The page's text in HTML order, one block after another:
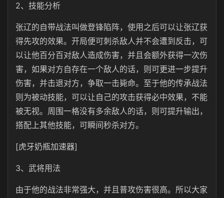
2、技能分析
张辽的自带战法叫做登锋陷阵，使用之后可以让张辽获
得先攻的效果。开局便可刺杀敌人并不会遭到反击，可
以让他百分百对敌人造成伤害，并且会额外获得一次伤
害，如果对方自存在一个敌人的话，则可更进一步提升
伤害，并击退对方，争取一击毙命。至于他的传承战法
则为被动技能，可以让自己的攻击获得必中效果，不能
被无视。周围一格没有多余敌人的话，则可提升输出，
搭配上其他技能，可瞬间秒杀对方。
[虎牙奶瓶加速器]
3、武将用法
由于他的战法非常强大，并且普攻伤害很高。所以大家